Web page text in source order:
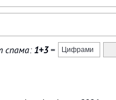
спама: 1+3=